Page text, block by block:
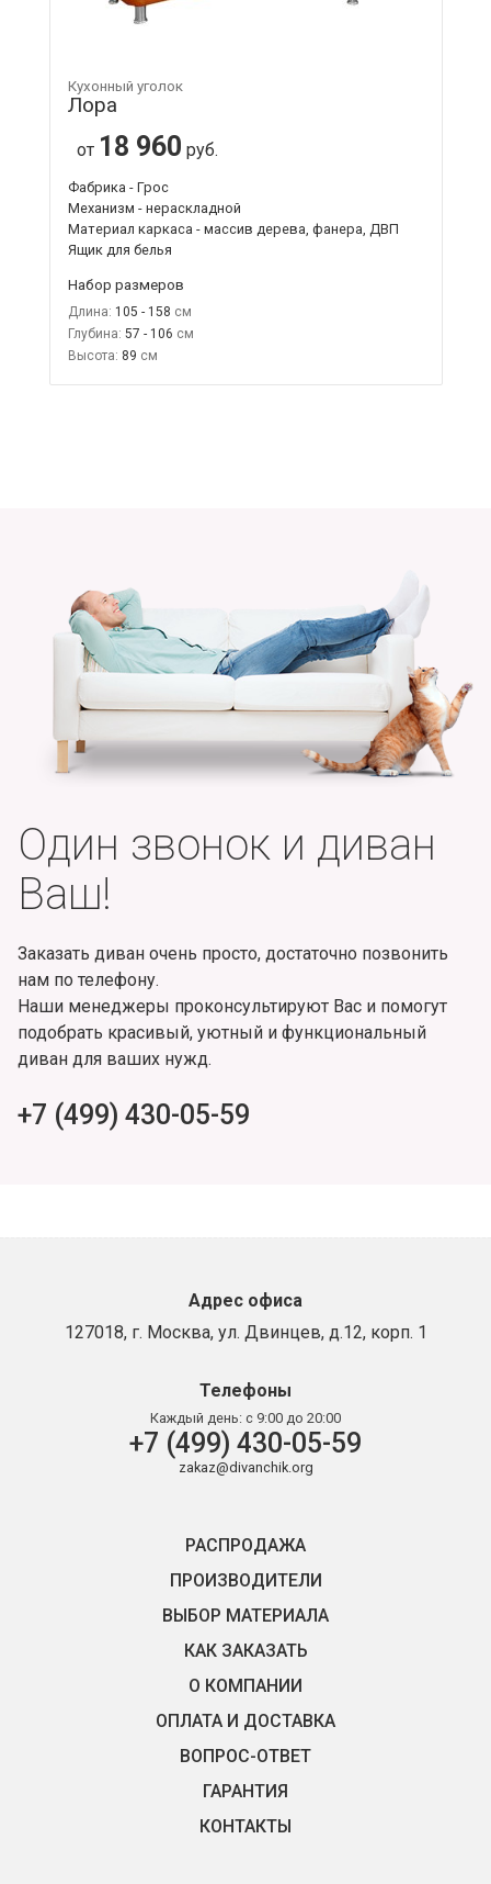
Кухонный уголок
Лора
от 18 960 руб.
Фабрика - Грос
Механизм - нераскладной
Материал каркаса - массив дерева, фанера, ДВП
Ящик для белья
Набор размеров
Длина: 105 - 158
Глубина: 57 - 106
Высота: 89
Один звонок и диван
Ваш!
Заказать диван очень просто, достаточно позвонить
нам по телефону.
Наши менеджеры проконсультируют Вас и помогут
подобрать красивый, уютный и функциональный
диван для ваших нужд.
+7 (499) 430-05-59
Адрес офиса
127018, г. Москва, ул. Двинцев, д.12, корп. 1
Телефоны
Каждый день: с 9:00 до 20:00
+7 (499) 430-05-59
zakaz@divanchik.org
РАСПРОДАЖА
ПРОИЗВОДИТЕЛИ
ВЫБОР МАТЕРИАЛА
КАК ЗАКАЗАТЬ
О КОМПАНИИ
ОПЛАТА И ДОСТАВКА
ВОПРОС-ОТВЕТ
ГАРАНТИЯ
КОНТАКТЫ